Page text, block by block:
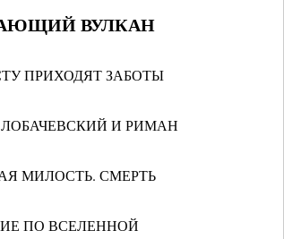
ВУЛКАН
ПРИХОДЯТ ЗАБОТЫ
ЛОБАЧЕВСКИЙ И РИМАН
МИЛОСТЬ. СМЕРТЬ
ПО ВСЕЛЕННОЙ